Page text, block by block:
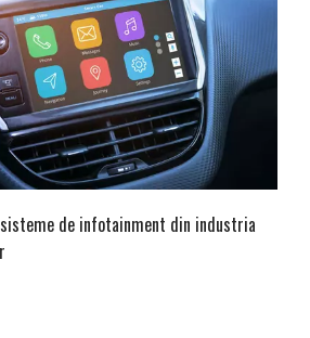
sisteme de infotainment din industria